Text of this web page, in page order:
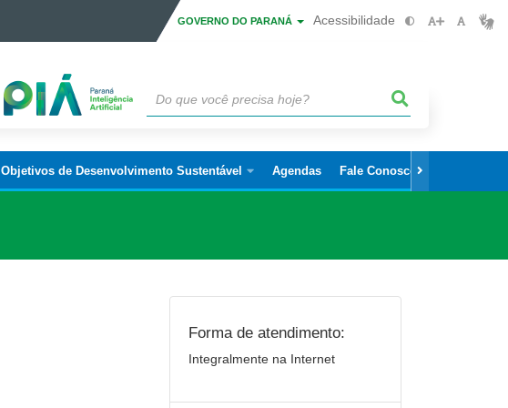
GOVERNO DO PARANÁ Acessibilidade
Objetivos de Desenvolvimento Sustentável Agendas Fale Conosco
Forma de atendimento:
Integralmente na Internet